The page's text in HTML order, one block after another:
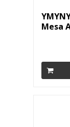
Mesa